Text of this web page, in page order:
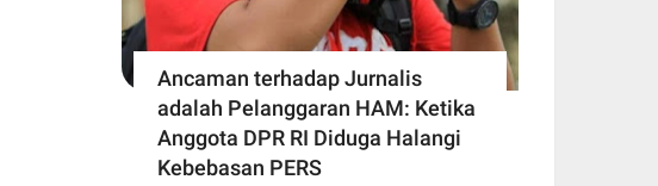
Ancaman terhadap Jurnalis
adalah Pelanggaran HAM: Ketika
Anggota DPR RI Diduga Halangi
Kebebasan PERS